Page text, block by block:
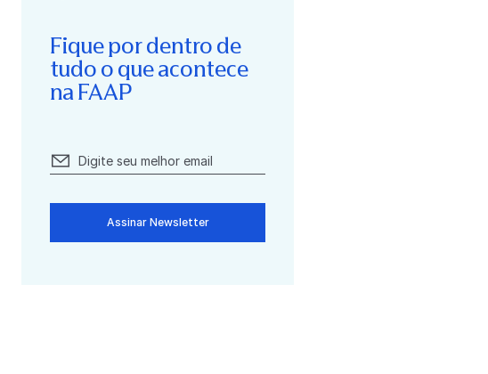
Fique por dentro de
tudo o que acontece
na FAAP
Assinar Newsletter